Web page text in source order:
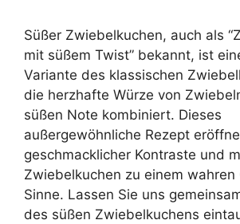
Süßer Zwiebelkuchen, auch als
mit süßem Twist” bekannt, ist
Variante des klassischen
die herzhafte Würze von
süßen Note kombiniert. Dieses
außergewöhnliche Rezept
geschmacklicher Kontraste und
Zwiebelkuchen zu einem wahren
Sinne. Lassen Sie uns
des süßen Zwiebelkuchens